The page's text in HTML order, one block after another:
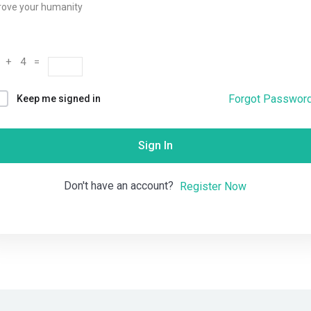
your humanity
+ 4 =
Keep me signed in Forgot
Sign In
Don't have an account? Register Now